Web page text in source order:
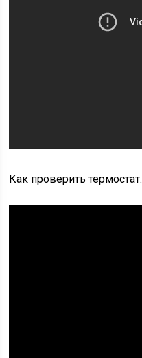
Как проверить термостат.